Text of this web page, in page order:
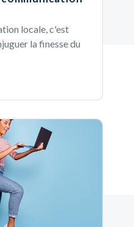
locale, c'est
la finesse du